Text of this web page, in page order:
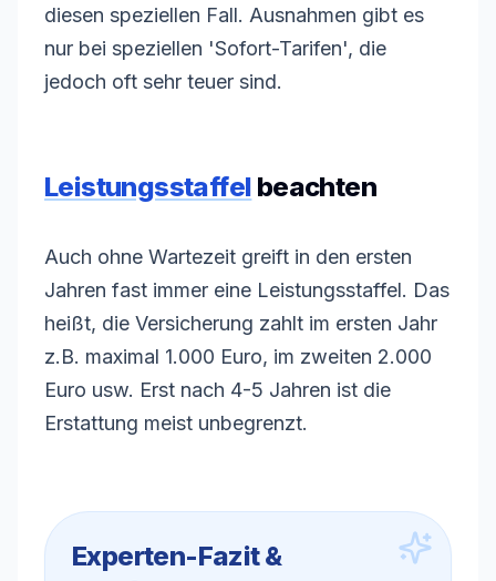
diesen speziellen Fall. Ausnahmen gibt es
nur bei speziellen 'Sofort-Tarifen', die
jedoch oft sehr teuer sind.
Leistungsstaffel beachten
Auch ohne Wartezeit greift in den ersten
Jahren fast immer eine Leistungsstaffel. Das
heißt, die Versicherung zahlt im ersten Jahr
z.B. maximal 1.000 Euro, im zweiten 2.000
Euro usw. Erst nach 4-5 Jahren ist die
Erstattung meist unbegrenzt.
Experten-Fazit &